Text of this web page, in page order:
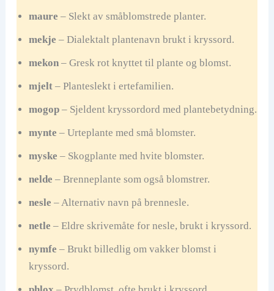
maure – Slekt av småblomstrede planter.
mekje – Dialektalt plantenavn brukt i kryssord.
mekon– Gresk rot knyttet til plante og blomst.
mjelt– Planteslekt i ertefamilien.
mogop– Sjeldent kryssordord med plantebetydning.
mynte – Urteplante med små blomster.
myske – Skogplante med hvite blomster.
nelde – Brenneplante som også blomstrer.
nesle – Alternativ navn på brennesle.
netle – Eldre skrivemåte for nesle, brukt i kryssord.
nymfe – Brukt billedlig om vakker blomst i
kryssord.